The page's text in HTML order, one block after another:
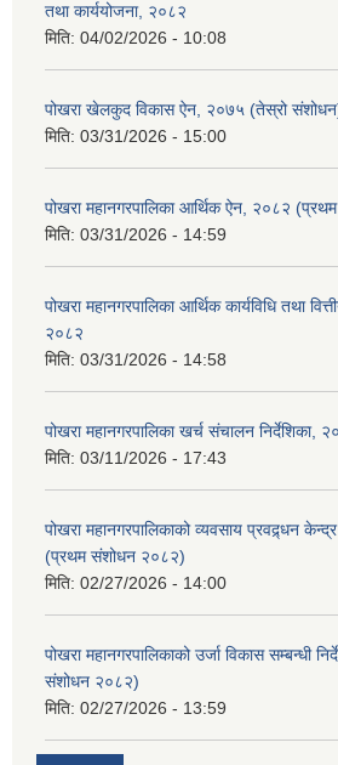
तथा कार्ययोजना, २०८२
मिति: 04/02/2026 - 10:08
पोखरा खेलकुद विकास ऐन, २०७५ (तेस्रो
मिति: 03/31/2026 - 15:00
पोखरा महानगरपालिका आर्थिक ऐन, २०८२
मिति: 03/31/2026 - 14:59
पोखरा महानगरपालिका आर्थिक कार्यविधि तथा
२०८२
मिति: 03/31/2026 - 14:58
पोखरा महानगरपालिका खर्च संचालन
मिति: 03/11/2026 - 17:43
पोखरा महानगरपालिकाको व्यवसाय प्रवद्र्धन
(प्रथम संशोधन २०८२)
मिति: 02/27/2026 - 14:00
पोखरा महानगरपालिकाको उर्जा विकास सम्बन्धी
संशोधन २०८२)
मिति: 02/27/2026 - 13:59